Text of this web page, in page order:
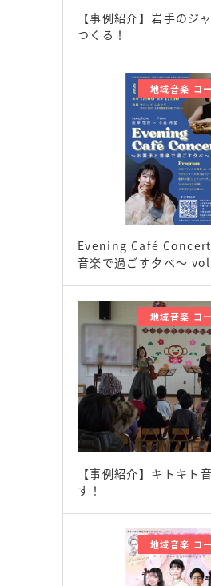
【事例紹介】岩手のジ
つくる！
地域音楽 コ
Evening Café Concert
音楽で過ごす夕べ〜
地域音楽 コ
【事例紹介】キトキト
す！
地域音楽 コ